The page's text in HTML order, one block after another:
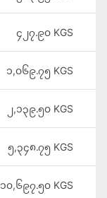
၄၂၇.၉၀ KGS
၁,၀၆၉.၇၅ KGS
၂,၁၃၉.၅၀ KGS
၅,၃၄၈.၇၅ KGS
၁၀,၆၉၇.၅၀ KGS